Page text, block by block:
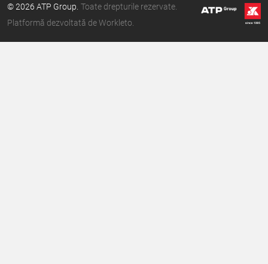
© 2026 ATP Group. Toate drepturile rezervate.
Platformă dezvoltată de Workleto.